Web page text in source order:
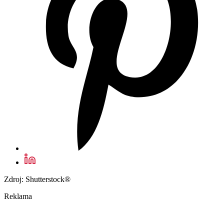
Zdroj: Shutterstock®
Reklama